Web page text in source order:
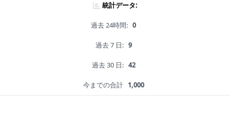
統計データ:
過去 24時間: 0
過去 7 日: 9
過去 30 日: 42
今までの合計 1,000